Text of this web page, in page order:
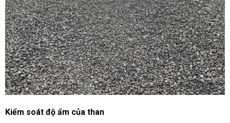
Kiểm soát độ ẩm của than